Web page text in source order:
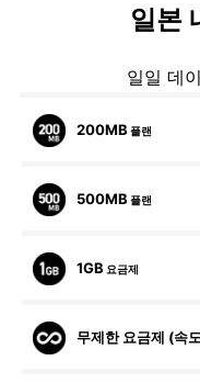
일본
일일 데
200MB 플랜
500MB 플랜
1GB 요금제
무제한 요금제 (속